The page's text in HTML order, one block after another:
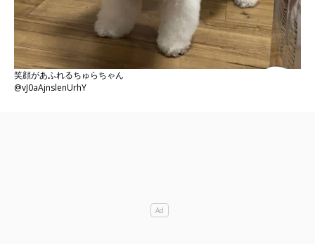
笑顔があふれるちゅらちゃん
@vJ0aAjnslenUrhY